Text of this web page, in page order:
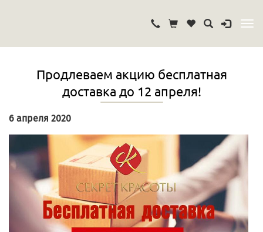
Продлеваем акцию бесплатная
доставка до 12 апреля!
6 апреля 2020